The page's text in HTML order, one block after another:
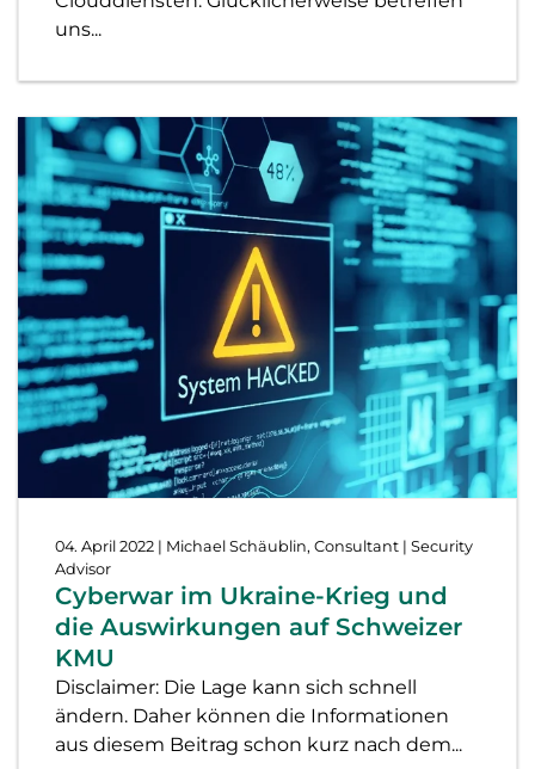
uns...
04. April 2022 | Michael Schäublin, Consultant | Security
Advisor
Cyberwar im Ukraine-Krieg und
die Auswirkungen auf Schweizer
KMU
Disclaimer: Die Lage kann sich schnell
ändern. Daher können die Informationen
aus diesem Beitrag schon kurz nach dem...